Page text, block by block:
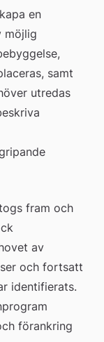
en
möjlig
samt
utredas
fram och
av
och fortsatt
identifierats.
förankring